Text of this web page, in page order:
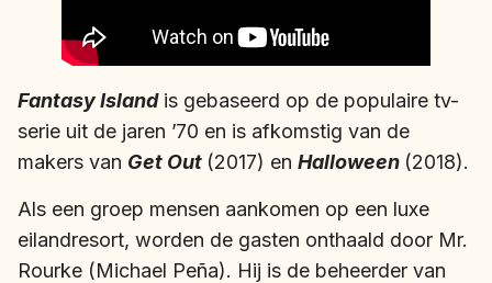
Fantasy Islandis gebaseerd op de populaire tv-
serie uit de jaren ’70 en is afkomstig van de
makers van Get Out (2017) en Halloween (2018).
Als een groep mensen aankomen op een luxe
eilandresort, worden de gasten onthaald door Mr.
Rourke (Michael Peña). Hij is de beheerder van